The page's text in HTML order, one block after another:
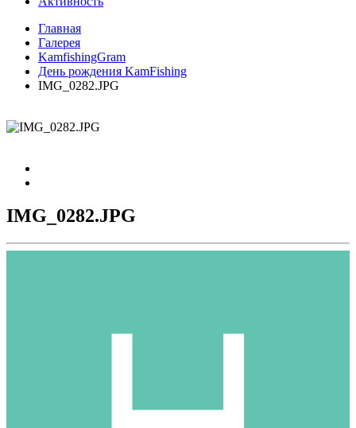
Главная
Галерея
KamfishingGram
День рождения KamFishing
IMG_0282.JPG
IMG_0282.JPG